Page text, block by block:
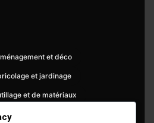
et déco
et jardinage
et de matériaux